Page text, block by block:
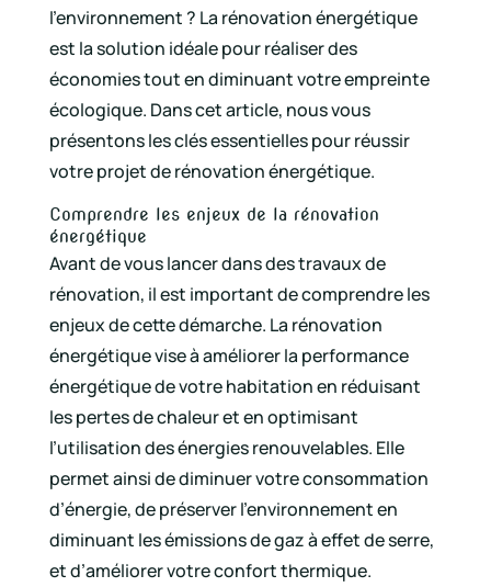
l’environnement ? La rénovation énergétique
est la solution idéale pour réaliser des
économies tout en diminuant votre empreinte
écologique. Dans cet article, nous vous
présentons les clés essentielles pour réussir
votre projet de rénovation énergétique.
Comprendre les enjeux de la rénovation
énergétique
Avant de vous lancer dans des travaux de
rénovation, il est important de comprendre les
enjeux de cette démarche. La rénovation
énergétique vise à améliorer la performance
énergétique de votre habitation en réduisant
les pertes de chaleur et en optimisant
l’utilisation des énergies renouvelables. Elle
permet ainsi de diminuer votre consommation
d’énergie, de préserver l’environnement en
diminuant les émissions de gaz à effet de serre,
et d’améliorer votre confort thermique.